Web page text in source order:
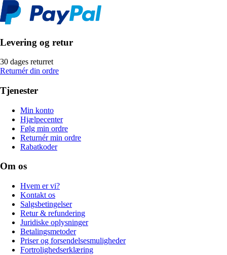
Levering og retur
30 dages returret
Returnér din ordre
Tjenester
Min konto
Hjælpecenter
Følg min ordre
Returnér min ordre
Rabatkoder
Om os
Hvem er vi?
Kontakt os
Salgsbetingelser
Retur & refundering
Juridiske oplysninger
Betalingsmetoder
Priser og forsendelsesmuligheder
Fortrolighedserklæring